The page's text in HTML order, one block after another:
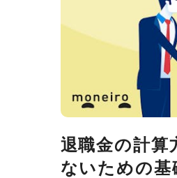
退職金の計算
ないための基